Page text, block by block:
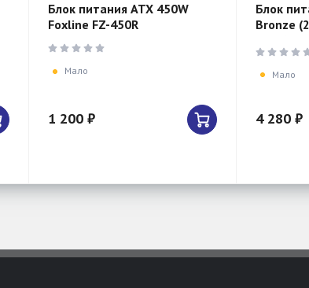
Блок питания ATX 450W
Foxline FZ-450R
Мало
1 200 ₽
Блок
Bronze
1xCPU*2
Мало
4 280 ₽